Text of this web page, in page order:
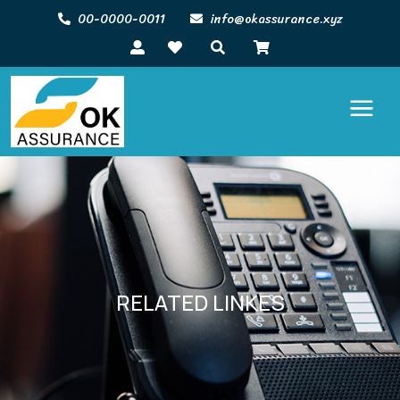
00-0000-0011 info@okassurance.xyz
RELATED LINKES